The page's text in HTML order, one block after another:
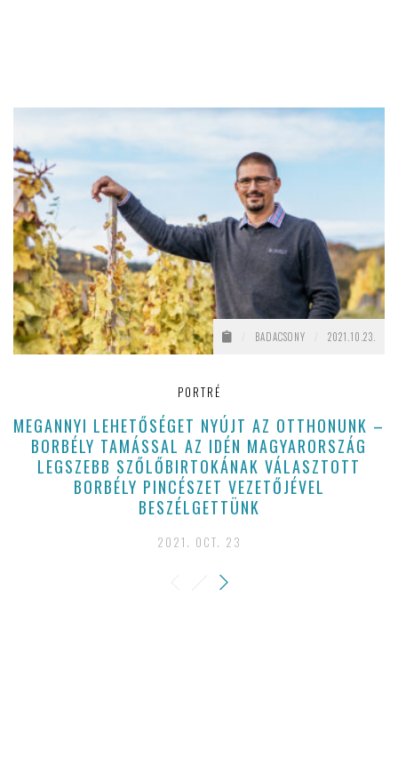
BADACSONY 2021.10.23.
PORTRÉ
MEGANNYI LEHETŐSÉGET NYÚJT AZ OTTHONUNK –
BORBÉLY TAMÁSSAL AZ IDÉN MAGYARORSZÁG
LEGSZEBB SZŐLŐBIRTOKÁNAK VÁLASZTOTT
BORBÉLY PINCÉSZET VEZETŐJÉVEL
BESZÉLGETTÜNK
2021. OCT. 23